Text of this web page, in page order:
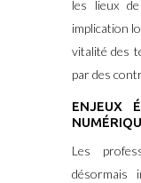
les lieux
implication
vitalité des
par des
ENJEUX
Les
désormais